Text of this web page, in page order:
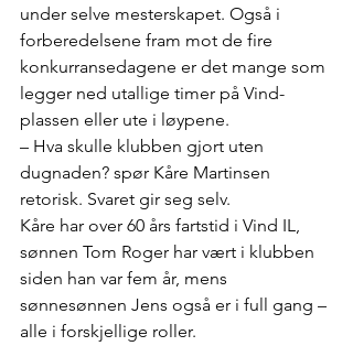
under selve mesterskapet. Også i
forberedelsene fram mot de fire
konkurransedagene er det mange som
legger ned utallige timer på Vind-
plassen eller ute i løypene.
– Hva skulle klubben gjort uten
dugnaden? spør Kåre Martinsen
retorisk. Svaret gir seg selv.
Kåre har over 60 års fartstid i Vind IL,
sønnen Tom Roger har vært i klubben
siden han var fem år, mens
sønnesønnen Jens også er i full gang –
alle i forskjellige roller.